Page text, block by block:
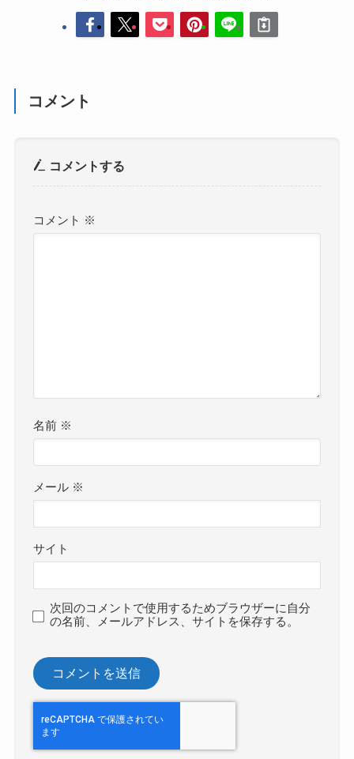
コメント
コメントする
コメント ※
名前 ※
メール ※
サイト
次回のコメントで使用するためブラウザーに自分
の名前、メールアドレス、サイトを保存する。